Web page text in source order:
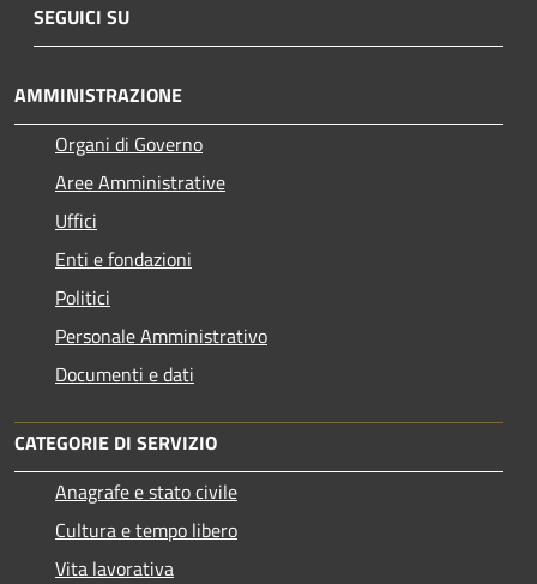
SEGUICI SU
AMMINISTRAZIONE
Organi di Governo
Aree Amministrative
Uffici
Enti e fondazioni
Politici
Personale Amministrativo
Documenti e dati
CATEGORIE DI SERVIZIO
Anagrafe e stato civile
Cultura e tempo libero
Vita lavorativa